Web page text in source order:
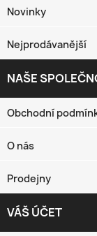
Novinky
Nejprodávanější
NAŠE
Obchodní
O nás
Prodejny
VÁŠ ÚČET